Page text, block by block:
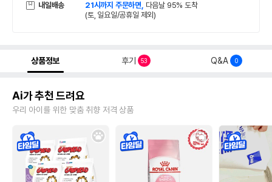
내일배송 21시까지 주문하면, 다음날 95% 도착
(토, 일요일/공휴일 제외)
상품정보 후기 53 Q&A 0
Ai가 추천 드려요
우리 아이를 위한 맞춤 취향 저격 상품